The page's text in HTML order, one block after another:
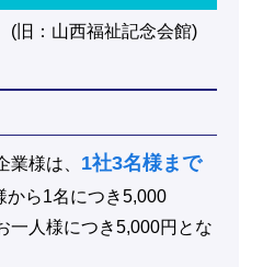
(旧：山西福祉記念会館)
業様は、 1社3名様まで
から1名につき5,000
一人様につき5,000円とな